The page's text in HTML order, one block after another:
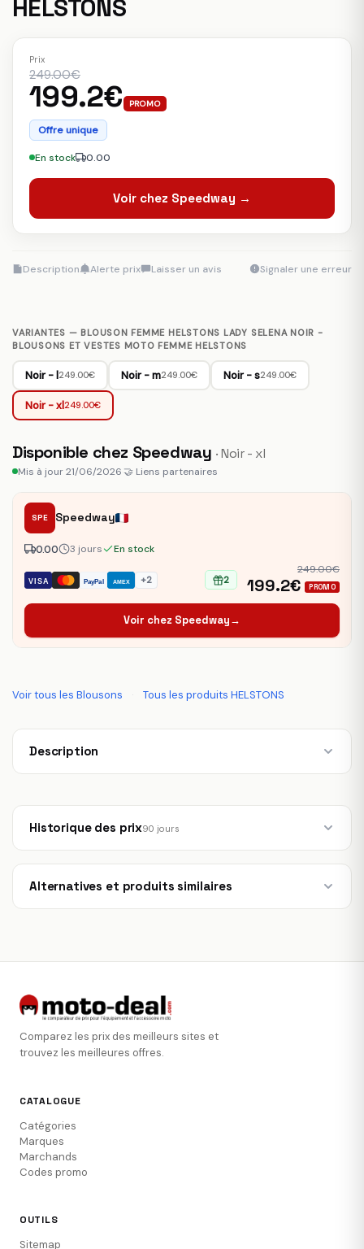
HELSTONS
Prix
249.00€
199.2€ PROMO
Offre unique
En stock 0.00
Voir chez Speedway →
Description Alerte prix Laisser un avis Signaler une erreur
VARIANTES — BLOUSON FEMME HELSTONS LADY SELENA NOIR -
BLOUSONS ET VESTES MOTO FEMME HELSTONS
Noir - l249.00€ Noir - m249.00€ Noir - s249.00€
Noir - xl249.00€
Disponible chez Speedway · Noir - xl
Mis à jour 21/06/2026🤝 Liens partenaires
SPE Speedway
VISA PayPal AMEX +2
0.00 3 jours En stock
2
249.00€
199.2€ PROMO
Voir chez Speedway→
Voir tous les Blousons · Tous les produits HELSTONS
Description
Historique des prix90 jours
Alternatives et produits similaires
Comparez les prix des meilleurs sites et
trouvez les meilleures offres.
CATALOGUE
Catégories
Marques
Marchands
Codes promo
OUTILS
Sitemap